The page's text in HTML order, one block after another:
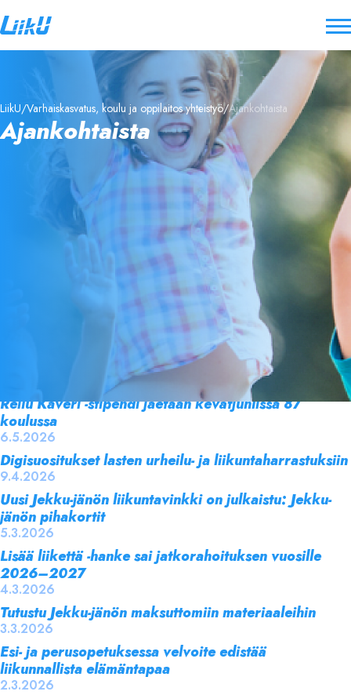
LiikU Varhaiskasvatus, koulu ja oppilaitos yhteistyö Ajankohtaista
Ajankohtaista
MERA RÖRELSE 2026
LISÄÄ LIIKETTÄ 2026 - Ilmoittautuminen avattu!
Liikunnan aluejärjestöt panostivat Lisää liikettä -
hankkeessa uudenlaisiin työkaluihin: Vinkkipankki ja
videocastit juurruttavat liikkumista kouluissa
Reilu Kaveri -stipendi jaetaan kevätjuhlissa 87
koulussa
6.5.2026
Digisuositukset lasten urheilu- ja liikuntaharrastuksiin
9.4.2026
Uusi Jekku-jänön liikuntavinkki on julkaistu: Jekku-
jänön pihakortit
5.3.2026
Lisää liikettä -hanke sai jatkorahoituksen vuosille
2026–2027
4.3.2026
Tutustu Jekku-jänön maksuttomiin materiaaleihin
3.3.2026
Esi- ja perusopetuksessa velvoite edistää
liikunnallista elämäntapaa
2.3.2026